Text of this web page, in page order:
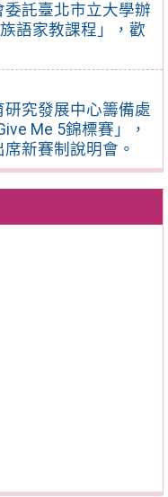
託臺北市立大學辦
語家教課程」，歡
究發展中心籌備處
Me 5錦標賽」，
新賽制說明會。